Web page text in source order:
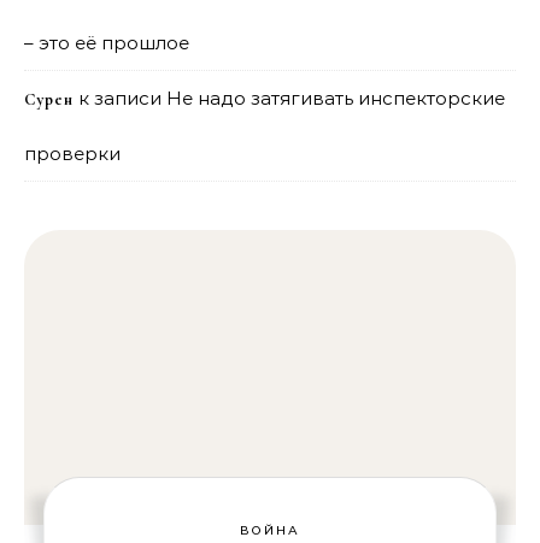
– это её прошлое
Сурен к записи Не надо затягивать инспекторские
проверки
ВОЙНА